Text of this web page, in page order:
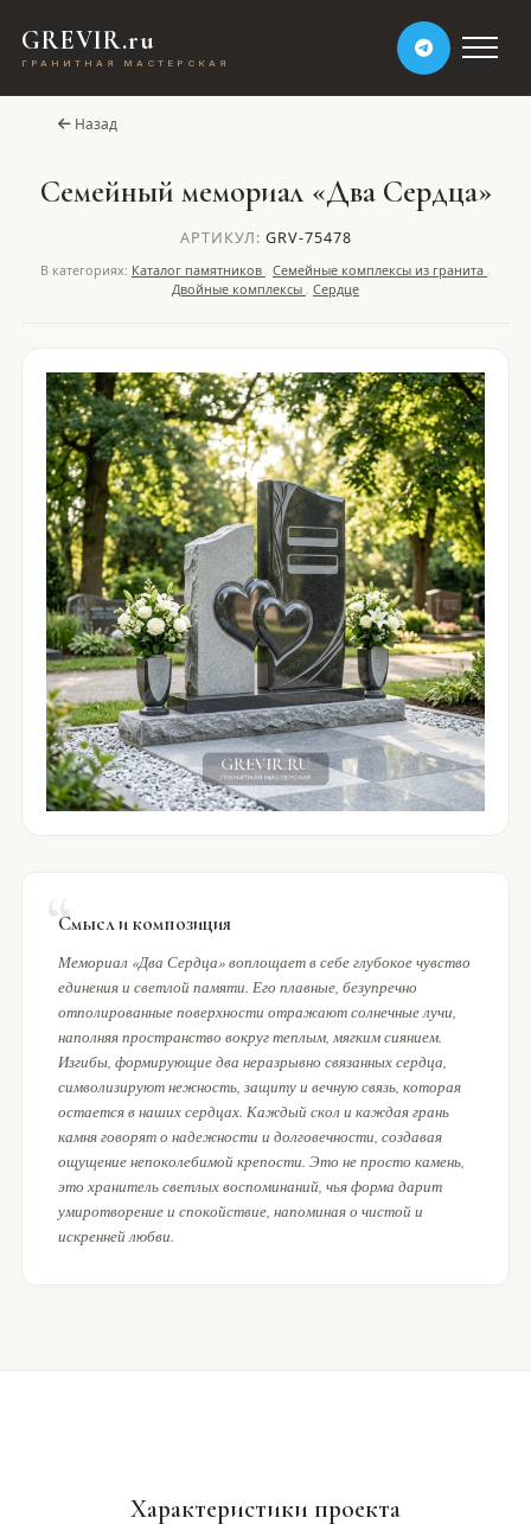
GREVIR.ru
ГРАНИТНАЯ МАСТЕРСКАЯ
Назад
Семейный мемориал «Два Сердца»
АРТИКУЛ: GRV-75478
В категориях: Каталог памятников , Семейные комплексы из гранита ,
Двойные комплексы , Сердце
Смысл и композиция
Мемориал «Два Сердца» воплощает в себе глубокое чувство
единения и светлой памяти. Его плавные, безупречно
отполированные поверхности отражают солнечные лучи,
наполняя пространство вокруг теплым, мягким сиянием.
Изгибы, формирующие два неразрывно связанных сердца,
символизируют нежность, защиту и вечную связь, которая
остается в наших сердцах. Каждый скол и каждая грань
камня говорят о надежности и долговечности, создавая
ощущение непоколебимой крепости. Это не просто камень,
это хранитель светлых воспоминаний, чья форма дарит
умиротворение и спокойствие, напоминая о чистой и
искренней любви.
Характеристики проекта